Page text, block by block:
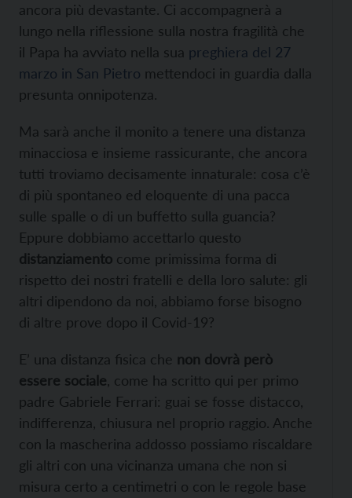
ancora più devastante. Ci accompagnerà a
lungo nella riflessione sulla nostra fragilità che
il Papa ha avviato nella sua preghiera del 27
marzo in San Pietro mettendoci in guardia dalla
presunta onnipotenza.
Ma sarà anche il monito a tenere una distanza
minacciosa e insieme rassicurante, che ancora
tutti troviamo decisamente innaturale: cosa c’è
di più spontaneo ed eloquente di una pacca
sulle spalle o di un buffetto sulla guancia?
Eppure dobbiamo accettarlo questo
distanziamento come primissima forma di
rispetto dei nostri fratelli e della loro salute: gli
altri dipendono da noi, abbiamo forse bisogno
di altre prove dopo il Covid-19?
E’ una distanza fisica che non dovrà però
essere sociale , come ha scritto qui per primo
padre Gabriele Ferrari: guai se fosse distacco,
indifferenza, chiusura nel proprio raggio. Anche
con la mascherina addosso possiamo riscaldare
gli altri con una vicinanza umana che non si
misura certo a centimetri o con le regole base